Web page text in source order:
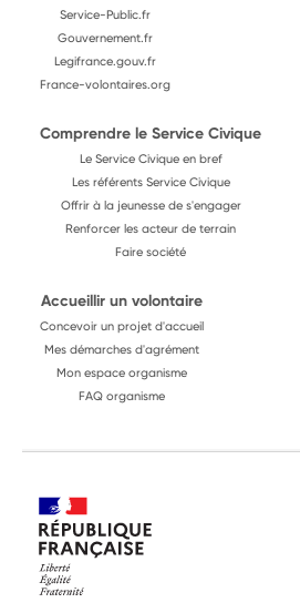
Service-Public.fr
Gouvernement.fr
Legifrance.gouv.fr
France-volontaires.org
Comprendre le Service Civique
Le Service Civique en bref
Les référents Service Civique
Offrir à la jeunesse de s'engager
Renforcer les acteur de terrain
Faire société
Accueillir un volontaire
Concevoir un projet d'accueil
Mes démarches d'agrément
Mon espace organisme
FAQ organisme